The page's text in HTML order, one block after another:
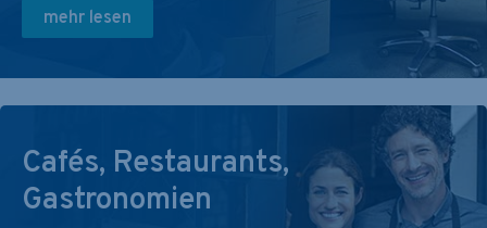
mehr lesen
Cafés, Restaurants,
Gastronomien